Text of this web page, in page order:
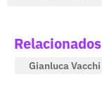
Relacionados
Gianluca Vacchi